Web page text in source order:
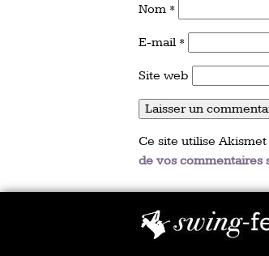
Nom *
E-mail *
Site web
Ce site utilise
de vos commentaires